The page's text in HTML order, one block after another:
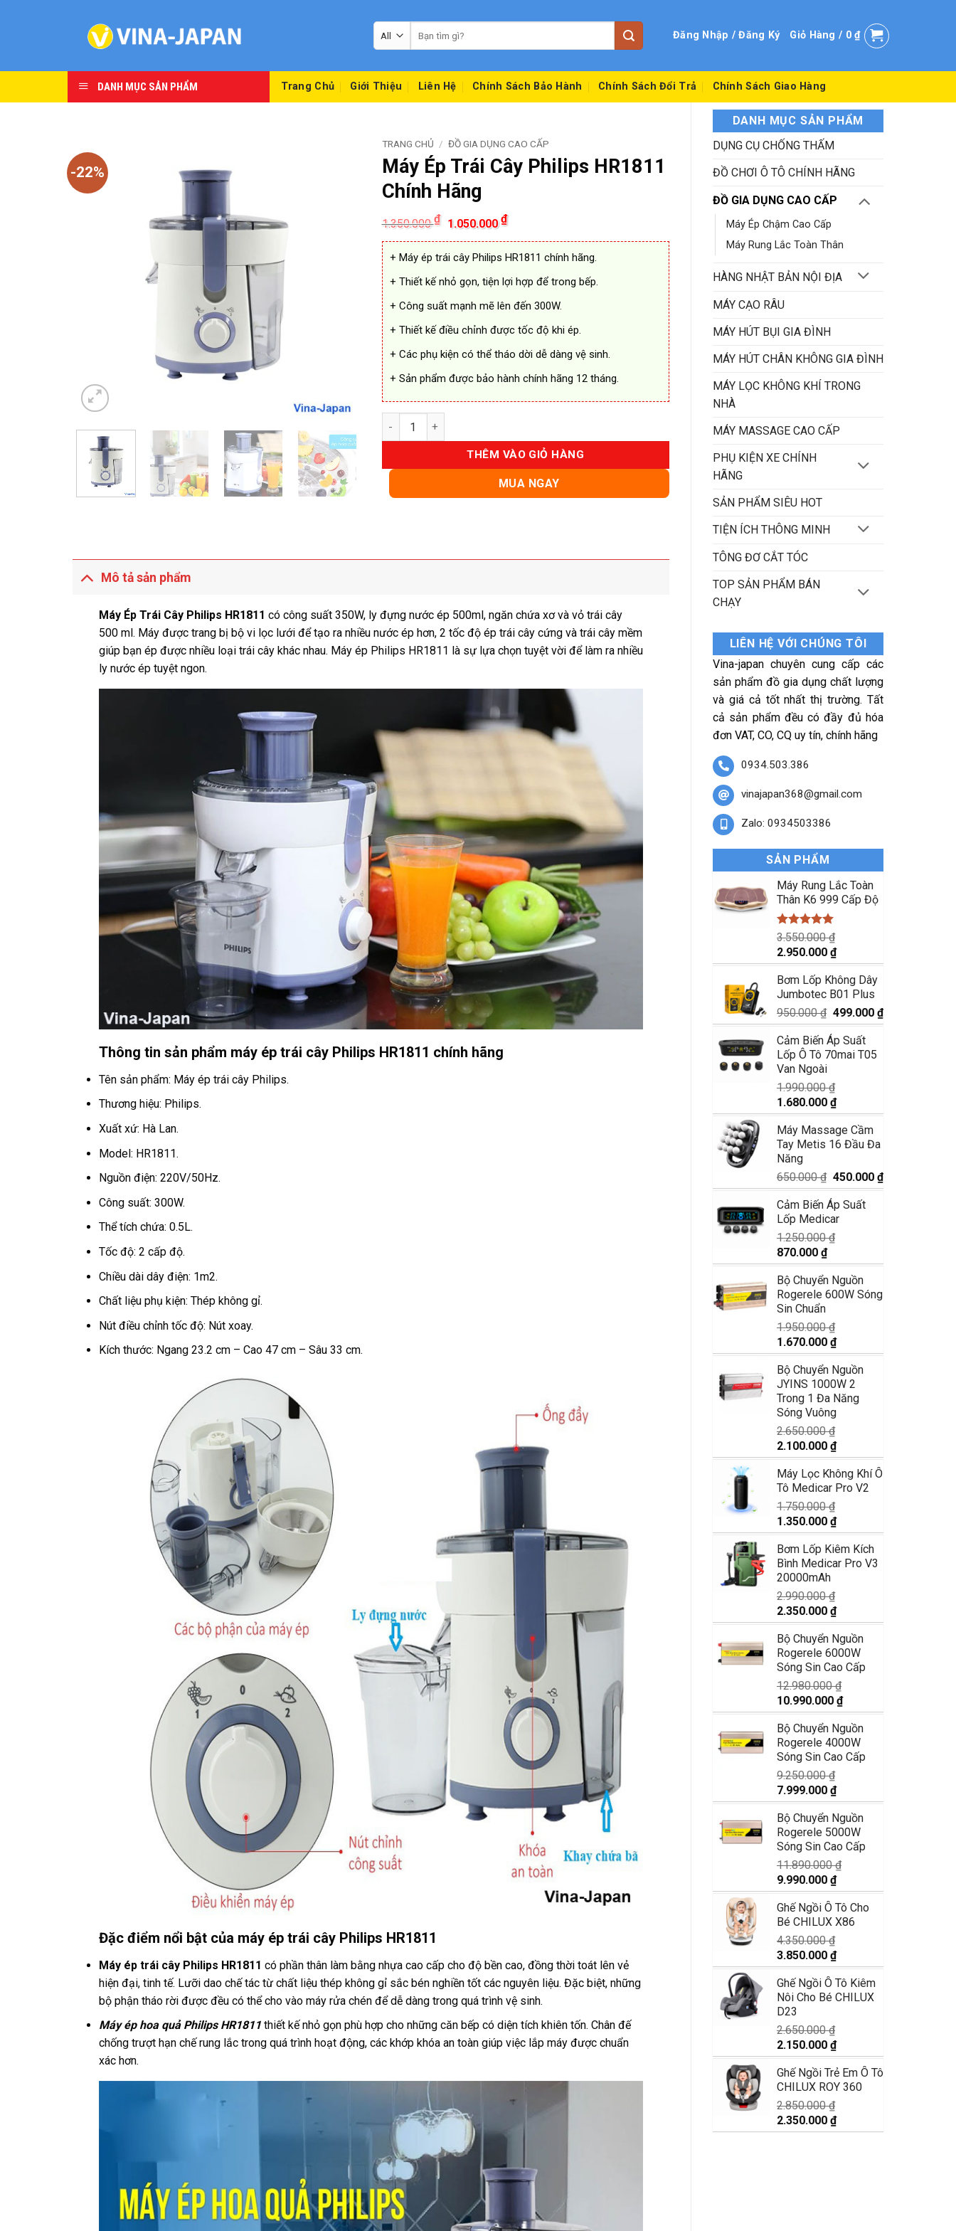
kiếm:
Đăng Nhập / Đăng Ký Giỏ Hàng / 0₫
DANH MỤC SẢN PHẨM Trang Chủ Giới Thiệu Liên Hệ Chính Sách Bảo Hành Chính Sách Đổi Trả Chính Sách Giao Hàng
DANH MỤC SẢN PHẨM
DỤNG CỤ CHỐNG THẤM
ĐỒ CHƠI Ô TÔ CHÍNH HÃNG
ĐỒ GIA DỤNG CAO CẤP
Máy Ép Chậm Cao Cấp
Máy Rung Lắc Toàn Thân
HÀNG NHẬT BẢN NỘI ĐỊA
MÁY CẠO RÂU
MÁY HÚT BỤI GIA ĐÌNH
MÁY HÚT CHÂN KHÔNG GIA ĐÌNH
MÁY LỌC KHÔNG KHÍ TRONG
NHÀ
MÁY MASSAGE CAO CẤP
PHỤ KIỆN XE CHÍNH
HÃNG
SẢN PHẨM SIÊU HOT
TIỆN ÍCH THÔNG MINH
TÔNG ĐƠ CẮT TÓC
TOP SẢN PHẨM BÁN
CHẠY
LIÊN HỆ VỚI CHÚNG TÔI
Vina-japan chuyên cung cấp các
sản phẩm đồ gia dụng chất lượng
và giá cả tốt nhất thị trường. Tất
cả sản phẩm đều có đầy đủ hóa
đơn VAT, CO, CQ uy tín, chính hãng
0934.503.386
vinajapan368@gmail.com
Zalo: 0934503386
SẢN PHẨM
Máy Rung Lắc Toàn
Thân K6 999 Cấp Độ
Được xếp
hạng5.00
5 sao
3.550.000₫
Giá
gốc
là:
3.550.000 ₫.
2.950.000 ₫Giá
hiện
tại
là:
2.950.000 ₫.
Bơm Lốp Không Dây
Jumbotec B01 Plus
950.000₫ Giá
gốc
là:
950.000 ₫.
499.000 ₫Giá
hiện
Cảm Biến Áp Suất
Lốp Ô Tô 70mai T05
Van Ngoài
1.990.000₫
Giá
gốc
là:
1.990.000 ₫.
1.680.000 ₫Giá
hiện
tại
là:
Máy Massage Cầm
Tay Metis 16 Đầu Đa
Năng
650.000₫ Giá
gốc
là:
650.000 ₫.
450.000 ₫Giá
hiện
Cảm Biến Áp Suất
Lốp Medicar
1.250.000₫
Giá
gốc
là:
1.250.000 ₫.
870.000 ₫Giá
hiện
tại
là:
Bộ Chuyển Nguồn
Rogerele 600W Sóng
Sin Chuẩn
1.950.000₫
Giá
gốc
là:
1.950.000 ₫.
1.670.000 ₫Giá
hiện
tại
là:
1.670.000 ₫.
Bộ Chuyển Nguồn
JYINS 1000W 2
Trong 1 Đa Năng
Sóng Vuông
2.650.000₫
Giá
gốc
là:
2.650.000 ₫.
2.100.000 ₫Giá
hiện
tại
là:
Máy Lọc Không Khí Ô
Tô Medicar Pro V2
1.750.000₫
Giá
gốc
là:
1.750.000 ₫.
1.350.000 ₫Giá
hiện
tại
là:
Bơm Lốp Kiêm Kích
Bình Medicar Pro V3
20000mAh
2.990.000₫
Giá
gốc
là:
2.990.000 ₫.
2.350.000 ₫Giá
hiện
tại
là:
2.350.000 ₫.
Bộ Chuyển Nguồn
Rogerele 6000W
Sóng Sin Cao Cấp
12.980.000₫
Giá
gốc
là:
12.980.000 ₫.
10.990.000 ₫Giá
hiện
tại
là:
10.990.000 ₫.
Bộ Chuyển Nguồn
Rogerele 4000W
Sóng Sin Cao Cấp
9.250.000₫
Giá
gốc
là:
9.250.000 ₫.
7.999.000 ₫Giá
hiện
tại
là:
7.999.000 ₫.
Bộ Chuyển Nguồn
Rogerele 5000W
Sóng Sin Cao Cấp
11.890.000₫
Giá
gốc
là:
11.890.000 ₫.
9.990.000 ₫Giá
hiện
tại
là:
Ghế Ngồi Ô Tô Cho
Bé CHILUX X86
4.350.000₫
Giá
gốc
là:
4.350.000 ₫.
3.850.000 ₫Giá
hiện
tại
là:
Ghế Ngồi Ô Tô Kiêm
Nôi Cho Bé CHILUX
D23
2.650.000₫
Giá
gốc
là:
2.650.000 ₫.
2.150.000 ₫Giá
hiện
tại
là:
Ghế Ngồi Trẻ Em Ô Tô
CHILUX ROY 360
2.850.000₫
Giá
gốc
2.350.000 ₫Giá
hiện
-22%
TRANG CHỦ / ĐỒ GIA DỤNG CAO CẤP
Máy Ép Trái Cây Philips HR1811
Chính Hãng
1.350.000₫
Giá
gốc
là:
1.350.000 ₫.
1.050.000₫Giá
hiện
tại
là:
1.050.000 ₫.
+ Máy ép trái cây Philips HR1811 chính hãng.
+ Thiết kế nhỏ gọn, tiện lợi hợp để trong bếp.
+ Công suất mạnh mẽ lên đến 300W.
+ Thiết kế điều chỉnh được tốc độ khi ép.
+ Các phụ kiện có thể tháo dời dễ dàng vệ sinh.
+ Sản phẩm được bảo hành chính hãng 12 tháng.
Máy Ép Trái Cây Philips HR1811 Chính Hãng số lượng
THÊM VÀO GIỎ HÀNG
MUA NGAY
Mô tả sản phẩm
Máy Ép Trái Cây Philips HR1811 có công suất 350W, ly đựng nước ép 500ml, ngăn chứa xơ và vỏ trái cây
500 ml. Máy được trang bị bộ vi lọc lưới để tạo ra nhiều nước ép hơn, 2 tốc độ ép trái cây cứng và trái cây mềm
giúp bạn ép được nhiều loại trái cây khác nhau. Máy ép Philips HR1811 là sự lựa chọn tuyệt vời để làm ra nhiều
ly nước ép tuyệt ngon.
Thông tin sản phẩm máy ép trái cây Philips HR1811 chính hãng
Tên sản phẩm: Máy ép trái cây Philips.
Thương hiệu: Philips.
Xuất xứ: Hà Lan.
Model: HR1811.
Nguồn điện: 220V/50Hz.
Công suất: 300W.
Thể tích chứa: 0.5L.
Tốc độ: 2 cấp độ.
Chiều dài dây điện: 1m2.
Chất liệu phụ kiện: Thép không gỉ.
Nút điều chỉnh tốc độ: Nút xoay.
Kích thước: Ngang 23.2 cm – Cao 47 cm – Sâu 33 cm.
Đặc điểm nổi bật của máy ép trái cây Philips HR1811
Máy ép trái cây Philips HR1811 có phần thân làm bằng nhựa cao cấp cho độ bền cao, đồng thời toát lên vẻ
hiện đại, tinh tế. Lưỡi dao chế tác từ chất liệu thép không gỉ sắc bén nghiền tốt các nguyên liệu. Đặc biệt, những
bộ phận tháo rời được đều có thể cho vào máy rửa chén để dễ dàng trong quá trình vệ sinh.
Máy ép hoa quả Philips HR1811thiết kế nhỏ gọn phù hợp cho những căn bếp có diện tích khiên tốn. Chân đế
chống trượt hạn chế rung lắc trong quá trình hoạt động, các khớp khóa an toàn giúp việc lắp máy được chuẩn
xác hơn.